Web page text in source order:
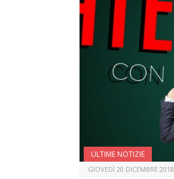
ULTIME NOTIZIE
GIOVEDÌ 20 DICEMBRE 2018